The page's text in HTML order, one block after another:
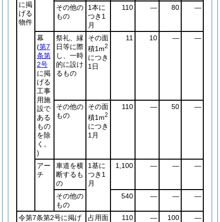
に掲
げる
物件
その他の
もの
1本に
つき1
月
110 ― 80 ―
幕
(第7
条第
2号
に掲
げる
工事
用施
設で
ある
もの
を除
く。
)
祭礼、縁
日等に際
し、一時
的に設け
るもの
その面
積1m2
につき
1日
11 10 ― ―
その他の
もの
その面
積1m2
につき
1月
110 ― 50 ―
アー
チ
車道を横
断するも
の
1基に
つき1
月
1,100 ― ― ―
その他の
もの
540 ― ― ―
令第7条第2号に掲げ
占用面
110 ― 100 ―